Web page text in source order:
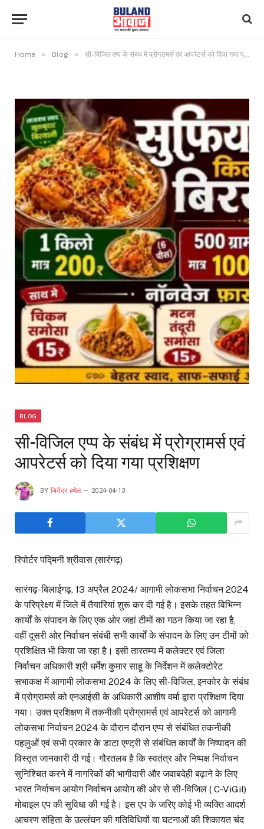
Home » Blog » सी-विजिल एप्प के संबंध में प्रोग्रामर्स एवं आपरेटर्स को दिया गया प्रशिक्षण
BLOG
सी-विजिल एप्प के संबंध में प्रोग्रामर्स एवं
आपरेटर्स को दिया गया प्रशिक्षण
BY जितेंद्र हथेल 2024-04-13
रिपोर्टर पद्मिनी श्रीवास (सारंगढ़)
सारंगढ़-बिलाईगढ़, 13 अप्रैल 2024/ आगामी लोकसभा निर्वाचन 2024
के परिप्रेक्ष्य में जिले में तैयारियां शुरू कर दी गई है। इसके तहत विभिन्न
कार्यों के संपादन के लिए एक ओर जहां टीमों का गठन किया जा रहा है,
वहीं दूसरी ओर निर्वाचन संबंधी सभी कार्यों के संपादन के लिए उन टीमों को
प्रशिक्षित भी किया जा रहा है। इसी तारतम्य में कलेक्टर एवं जिला
निर्वाचन अधिकारी श्री धर्मेश कुमार साहू के निर्देशन में कलेक्टोरेट
सभाकक्ष में आगामी लोकसभा 2024 के लिए सी-विजिल, इनकोर के संबंध
में प्रोग्रामर्स को एनआईसी के अधिकारी आशीष वर्मा द्वारा प्रशिक्षण दिया
गया। उक्त प्रशिक्षण में तकनीकी प्रोग्रामर्स एवं आपरेटर्स को आगामी
लोकसभा निर्वाचन 2024 के दौरान दौरान एप्प से संबंधित तकनीकी
पहलुओं एवं सभी प्रकार के डाटा एण्ट्री से संबंधित कार्यों के निष्पादन की
विस्तृत जानकारी दी गई। गौरतलब है कि स्वतंत्र और निष्पक्ष निर्वाचन
सुनिश्चित करने में नागरिकों की भागीदारी और जवाबदेही बढ़ाने के लिए
भारत निर्वाचन आयोग निर्वाचन आयोग की ओर से सी-विजिल ( C-ViGil)
मोबाइल एप की सुविधा की गई है। इस एप के जरिए कोई भी व्यक्ति आदर्श
आचरण संहिता के उल्लंघन की गतिविधियों या घटनाओं की शिकायत चंद